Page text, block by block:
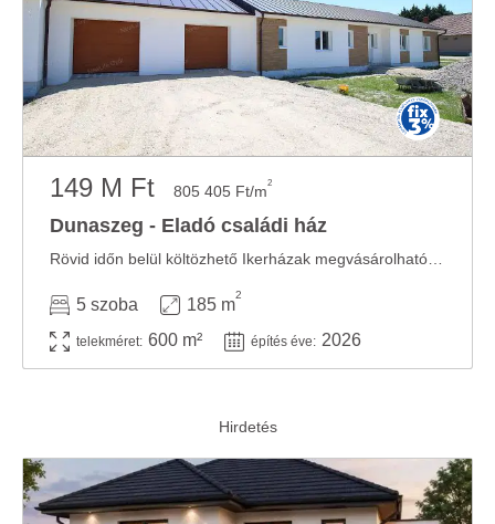
149 M Ft 805 405 Ft/m2
Dunaszeg - Eladó családi ház
5 szoba 185 m
2
telekméret: 600 m² építés éve: 2026